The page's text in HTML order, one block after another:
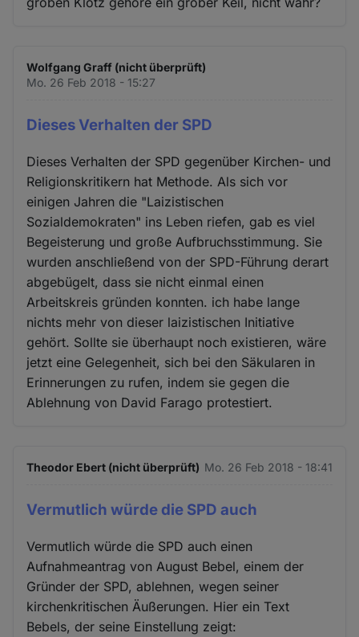
Wolfgang Graff (nicht überprüft)
Mo. 26 Feb 2018 - 15:27
Dieses Verhalten der SPD
Dieses Verhalten der SPD gegenüber Kirchen- und
Religionskritikern hat Methode. Als sich vor
einigen Jahren die "Laizistischen
Sozialdemokraten" ins Leben riefen, gab es viel
Begeisterung und große Aufbruchsstimmung. Sie
wurden anschließend von der SPD-Führung derart
abgebügelt, dass sie nicht einmal einen
Arbeitskreis gründen konnten. ich habe lange
nichts mehr von dieser laizistischen Initiative
gehört. Sollte sie überhaupt noch existieren, wäre
jetzt eine Gelegenheit, sich bei den Säkularen in
Erinnerungen zu rufen, indem sie gegen die
Ablehnung von David Farago protestiert.
Theodor Ebert (nicht überprüft) Mo. 26 Feb 2018 - 18:41
Vermutlich würde die SPD auch
Vermutlich würde die SPD auch einen
Aufnahmeantrag von August Bebel, einem der
Gründer der SPD, ablehnen, wegen seiner
kirchenkritischen Äußerungen. Hier ein Text
Bebels, der seine Einstellung zeigt: